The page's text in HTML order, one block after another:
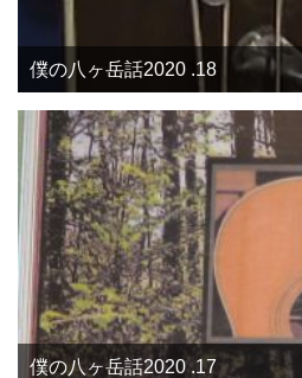
僕の八ヶ岳話2020 .18
僕の八ヶ岳話2020 .17